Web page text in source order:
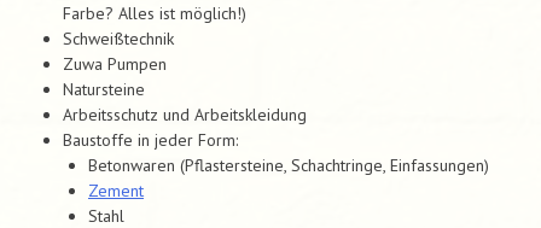
Farbe? Alles ist möglich!)
Schweißtechnik
Zuwa Pumpen
Natursteine
Arbeitsschutz und Arbeitskleidung
Baustoffe in jeder Form:
Betonwaren (Pflastersteine, Schachtringe, Einfassungen)
Zement
Stahl